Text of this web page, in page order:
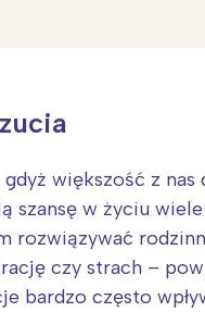
większość z nas
w życiu
rozwiązywać
czy strach –
bardzo często